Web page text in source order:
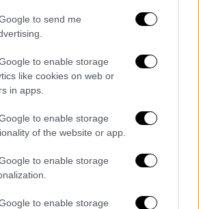
to send me
to enable storage
like cookies on web or
in apps.
to enable storage
of the website or app.
to enable storage
to enable storage
αντιπολίτευσης στη
πανί για τον
Μαρία Κορίνα Ματσάδο,
πού βρίσκεται. «Δεν
η Μαρία Κορίνα να
δήλωσε η Μαγκάλι
το δεξί χέρι της
που δημοσιεύτηκε σε
κοινωνικής
εκστρατείας